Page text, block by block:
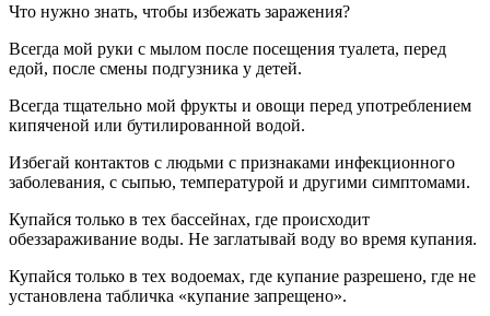
Что нужно знать, чтобы избежать заражения?
Всегда мой руки с мылом после посещения туалета, перед
едой, после смены подгузника у детей.
Всегда тщательно мой фрукты и овощи перед употреблением
кипяченой или бутилированной водой.
Избегай контактов с людьми с признаками инфекционного
заболевания, с сыпью, температурой и другими симптомами.
Купайся только в тех бассейнах, где происходит
обеззараживание воды. Не заглатывай воду во время купания.
Купайся только в тех водоемах, где купание разрешено, где не
установлена табличка «купание запрещено».